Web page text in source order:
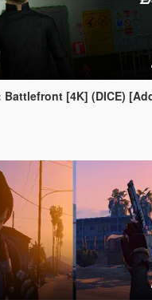
Battlefront [4K] (DICE)